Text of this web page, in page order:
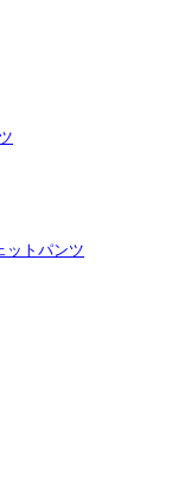
ットパンツ